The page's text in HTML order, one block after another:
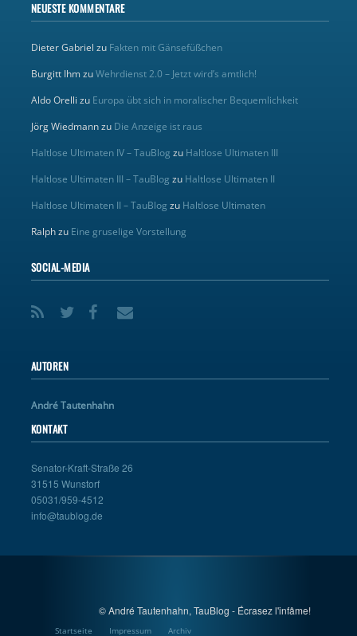
NEUESTE KOMMENTARE
Dieter Gabriel zu Fakten mit Gänsefüßchen
Burgitt IhmzuWehrdienst 2.0 – Jetzt wird’s amtlich!
Aldo Orelli zu Europa übt sich in moralischer Bequemlichkeit
Jörg Wiedmannzu Die Anzeige ist raus
Haltlose Ultimaten IV – TauBlog zu Haltlose Ultimaten III
Haltlose Ultimaten III – TauBlog zu Haltlose Ultimaten II
Haltlose Ultimaten II – TauBlog zu Haltlose Ultimaten
Ralphzu Eine gruselige Vorstellung
SOCIAL-MEDIA
AUTOREN
André Tautenhahn
KONTAKT
Senator-Kraft-Straße 26
31515 Wunstorf
05031/959-4512
info@taublog.de
© André Tautenhahn, TauBlog - Écrasez l'infâme!
Startseite Impressum Archiv